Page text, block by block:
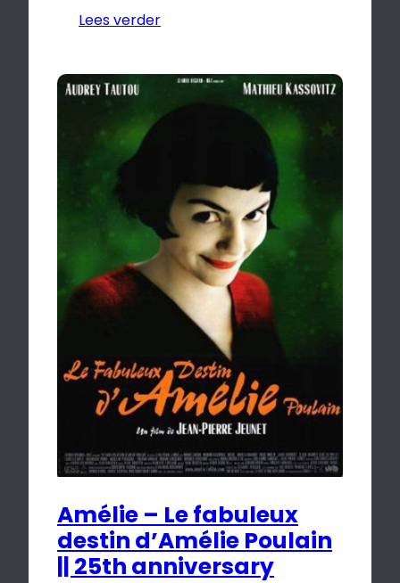
Lees verder
Amélie – Le fabuleux
destin d’Amélie Poulain
|| 25th anniversary